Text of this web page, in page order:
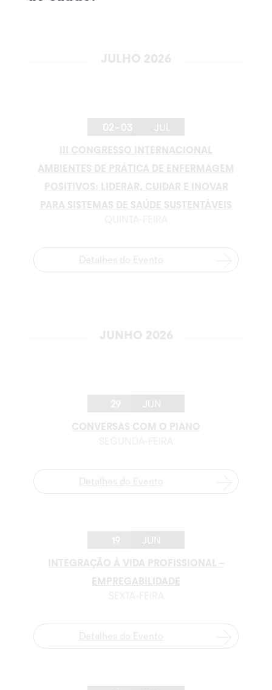
JULHO 2026
02 - 03 JUL
III CONGRESSO INTERNACIONAL
AMBIENTES DE PRÁTICA DE ENFERMAGEM
POSITIVOS: LIDERAR, CUIDAR E INOVAR
PARA SISTEMAS DE SAÚDE SUSTENTÁVEIS
Detalhes do Evento
JUNHO 2026
JUN
CONVERSAS COM O PIANO
Detalhes do Evento
JUN
INTEGRAÇÃO À VIDA PROFISSIONAL –
EMPREGABILIDADE
Detalhes do Evento